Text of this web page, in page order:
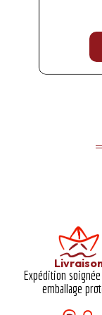
Expédition
emballage